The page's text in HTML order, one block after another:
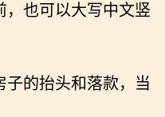
，也可以大写中文竖
子的抬头和落款，当